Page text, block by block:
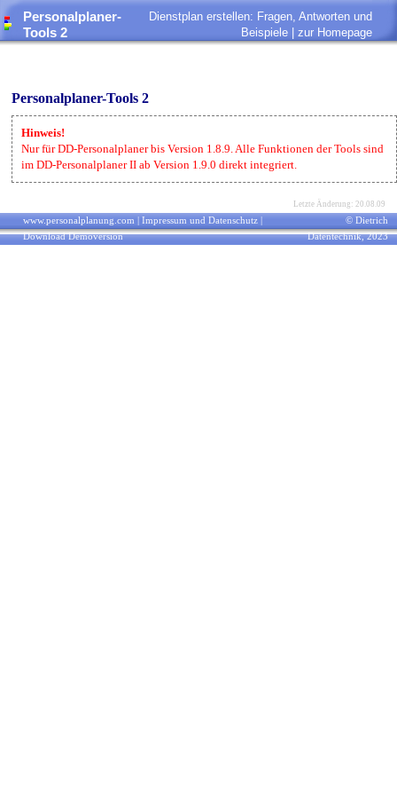
Personalplaner-
Tools 2
Dienstplan erstellen: Fragen, Antworten und
Beispiele | zur Homepage
Personalplaner-Tools 2
Hinweis!
Nur für DD-Personalplaner bis Version 1.8.9. Alle Funktionen der Tools sind
im DD-Personalplaner II ab Version 1.9.0 direkt integriert.
Letzte Änderung: 20.08.09
www.personalplanung.com Impressum und Datenschutz
Download Demoversion
© Dietrich
Datentechnik, 2023